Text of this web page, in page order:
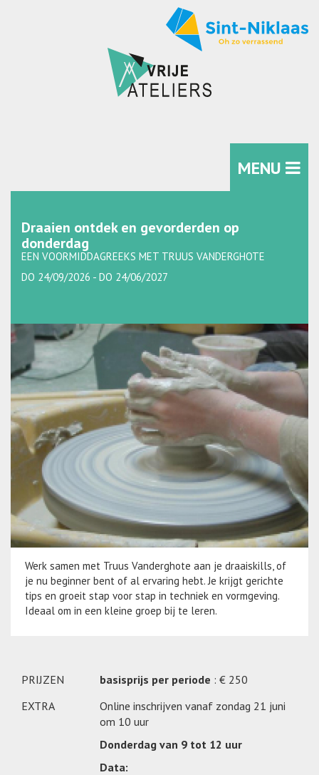
MENU
Draaien ontdek en gevorderden op
donderdag
EEN VOORMIDDAGREEKS MET TRUUS VANDERGHOTE
DO 24/09/2026 - DO 24/06/2027
Werk samen met Truus Vanderghote aan je draaiskills, of
je nu beginner bent of al ervaring hebt. Je krijgt gerichte
tips en groeit stap voor stap in techniek en vormgeving.
Ideaal om in een kleine groep bij te leren.
PRIJZEN basisprijs per periode : € 250
EXTRA
Online inschrijven vanaf zondag 21 juni
om 10 uur
Donderdag van 9 tot 12 uur
Data: